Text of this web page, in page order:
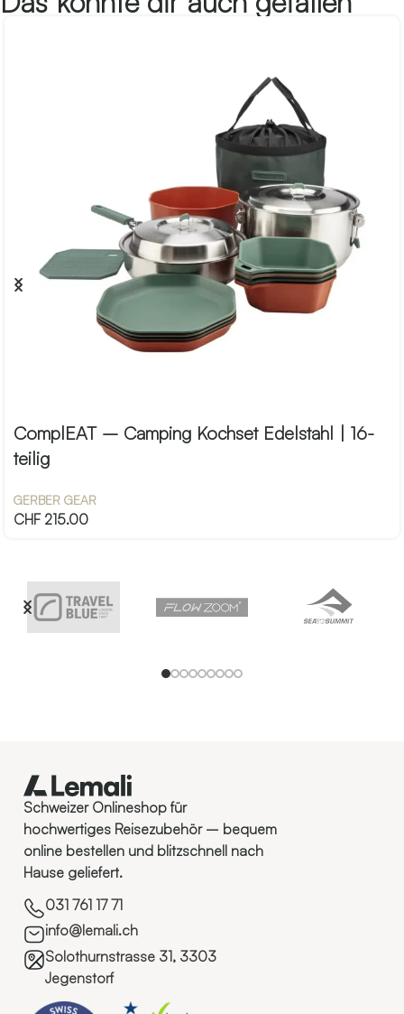
ComplEAT – Camping Kochset Edelstahl | 16-
teilig
GERBER GEAR
CHF215.00
Schweizer Onlineshop für
hochwertiges Reisezubehör – bequem
online bestellen und blitzschnell nach
Hause geliefert.
031 761 17 71
info@lemali.ch
Solothurnstrasse 31, 3303
Jegenstorf